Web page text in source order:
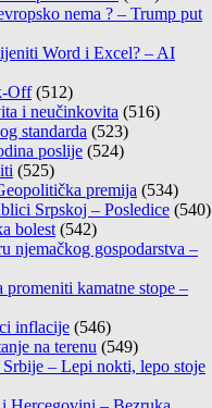
nema ? – Trump put
Word i Excel? – AI
Off (512)
i neučinkovita (516)
standarda (523)
poslije (524)
(525)
premija (534)
Srpskoj – Posledice (540)
bolest (542)
njemačkog gospodarstva –
kamatne stope –
inflacije (546)
na terenu (549)
– Lepi nokti, lepo stoje